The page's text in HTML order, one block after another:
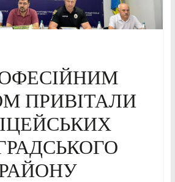
ПРИВІТАЛИ